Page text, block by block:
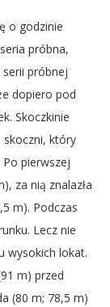
o godzinie
próbna,
serii próbnej
dopiero pod
Skoczkinie
skoczni, który
pierwszej
za nią znalazła
m). Podczas
Lecz nie
wysokich lokat.
m) przed
(80 m; 78,5 m)